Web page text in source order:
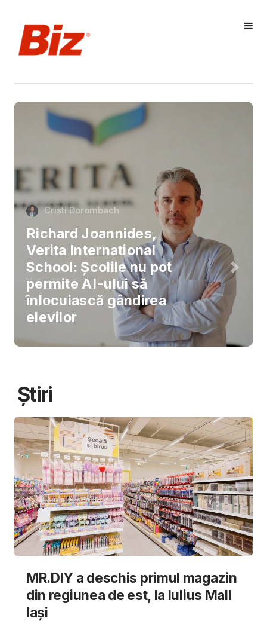
Cristi Dorombach
Richard Joannides,
Verita International
School: Școlile nu pot
permite AI-ului să
înlocuiască gândirea
elevilor
Știri
MR.DIY a deschis primul magazin
din regiunea de est, la Iulius Mall
Iași